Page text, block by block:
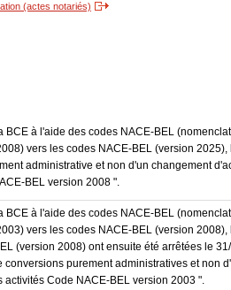
(actes notariés)
BCE à l'aide des codes NACE-BEL
vers les codes NACE-BEL (version
administrative et non d'un changement
BEL version 2008 ".
BCE à l'aide des codes NACE-BEL
vers les codes NACE-BEL (version
(version 2008) ont ensuite été arrêtées le
conversions purement administratives et non
Code NACE-BEL version 2003 ".